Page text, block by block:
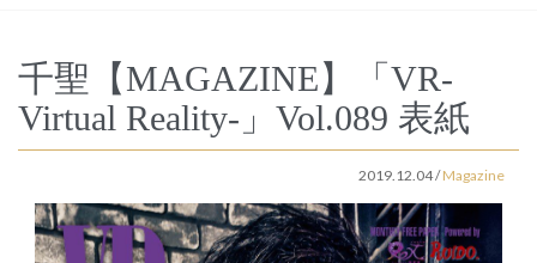
千聖【MAGAZINE】「VR-
Virtual Reality-」Vol.089 表紙
2019.12.04/Magazine